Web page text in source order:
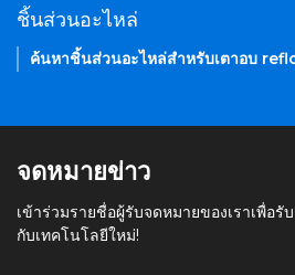
ชิ้นส่วนอะไหล่
ค้นหาชิ้นส่วนอะไหล่สำหรับเตาอบ
จดหมายข่าว
เข้าร่วมรายชื่อผู้รับจดหมายของเราเพื่อรั
กับเทคโนโลยีใหม่!